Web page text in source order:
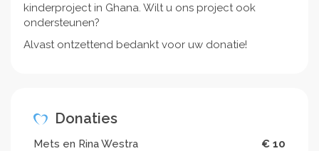
kinderproject in Ghana. Wilt u ons project ook
ondersteunen?
Alvast ontzettend bedankt voor uw donatie!
Donaties
Mets en Rina Westra € 10